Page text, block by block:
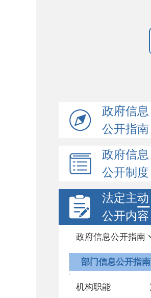
政府信息
公开指南
政府信息
公开制度
法定主动
公开内容
政府信息公开指南
部门信息公开指南
机构职能